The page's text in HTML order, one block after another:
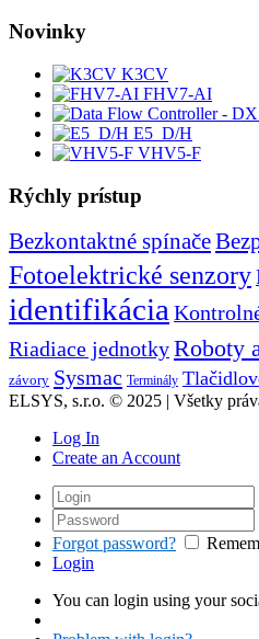
Novinky
K3CV
FHV7-AI
E5_D/H
VHV5-F
Rýchly prístup
Bezkontaktné spínače
Fotoelektrické senzory
identifikácia
Riadiace jednotkyRoboty
závory Sysmac Terminály
ELSYS, s.r.o. © 2025 | Všetky
Log In
Create an Account
Forgot password?
Login
You can login using your